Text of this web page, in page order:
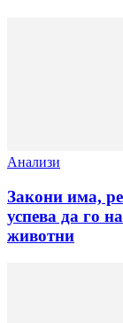
Анализи
Закони има,
успева да го
животни